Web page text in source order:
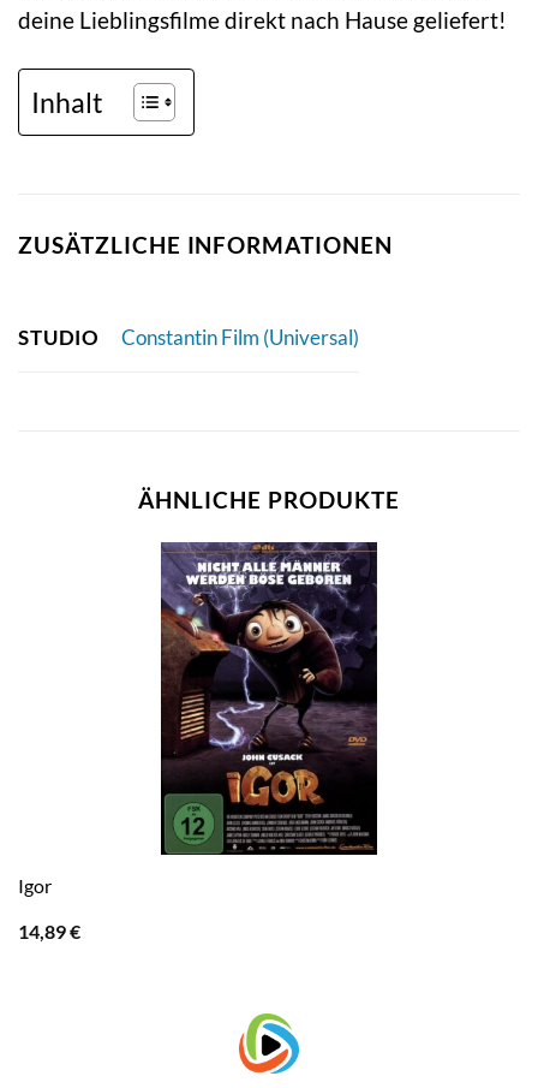
deine Lieblingsfilme direkt nach Hause geliefert!
Inhalt
ZUSÄTZLICHE INFORMATIONEN
STUDIO Constantin Film (Universal)
ÄHNLICHE PRODUKTE
Igor
14,89€